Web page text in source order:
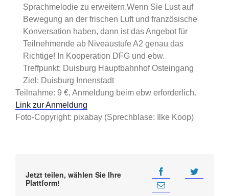
Sprachmelodie zu erweitern.Wenn Sie Lust auf
Bewegung an der frischen Luft und französische
Konversation haben, dann ist das Angebot für
Teilnehmende ab Niveaustufe A2 genau das
Richtige! In Kooperation DFG und ebw.
Treffpunkt: Duisburg Hauptbahnhof Osteingang
Ziel: Duisburg Innenstadt
Teilnahme: 9 €, Anmeldung beim ebw erforderlich.
Link zur Anmeldung
Foto-Copyright: pixabay (Sprechblase: Ilke Koop)
Jetzt teilen, wählen Sie Ihre
Plattform!